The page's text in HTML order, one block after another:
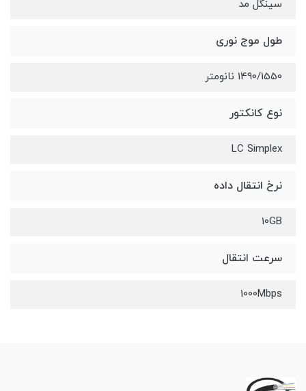
سینگل مد
طول موج نوری
1490/1550 نانومتر
نوع کانکتور
LC Simplex
نرخ انتقال داده
10GB
سرعت انتقال
1000Mbps